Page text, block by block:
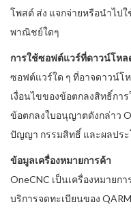
โพสต์ ส่ง แจกจ่ายหรือนำไป
พาณิชย์ใดๆ
การใช้ซอฟต์แวร์ที่ดาวน์โหล
ซอฟต์แวร์ใด ๆ ที่อาจดาวน์โ
เงื่อนไขของข้อตกลงสิทธิ์กา
ข้อตกลงใบอนุญาตดังกล่าว
ปัญญา กรรมสิทธิ์ และผลปร
ข้อมูลเครื่องหมายการค้า
OneCNC เป็นเครื่องหมายก
บริการจดทะเบียนของ